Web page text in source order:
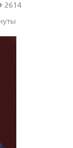
2614